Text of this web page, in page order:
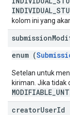
kolom ini yang
submission
enum (
Setelan untuk
kiriman. Jika tidak
creatorUserId